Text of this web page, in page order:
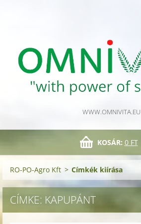
WWW.OMNIVITA.EU
KOSÁR: 0 FT
RO-PO-Agro Kft > Címkék kiírása
CÍMKE: KAPUPÁNT